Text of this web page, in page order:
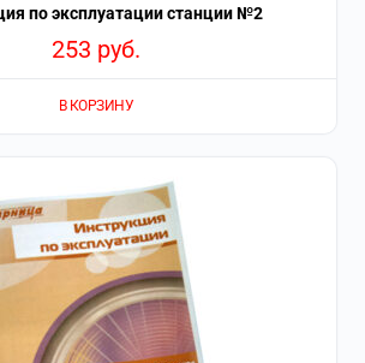
по эксплуатации станции №2
253 руб.
В КОРЗИНУ